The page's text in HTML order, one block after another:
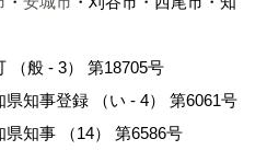
般 - 3） 第18705号
知事登録 （い - 4） 第6061号
知事 （14） 第6586号